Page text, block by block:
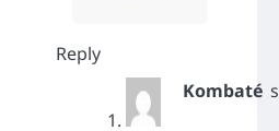
Reply
Kombaté